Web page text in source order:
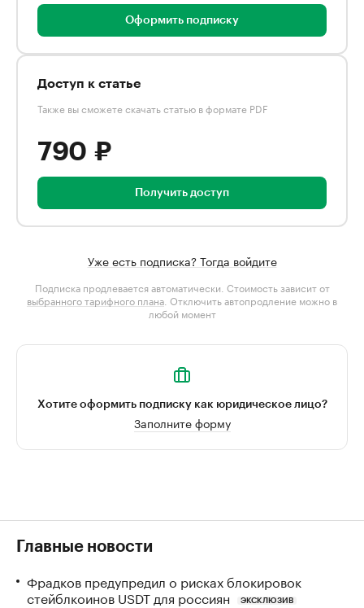
Оформить подписку
Доступ к статье
Также вы сможете скачать статью в формате PDF
790 ₽
Получить доступ
Уже есть подписка? Тогда войдите
Подписка продлевается автоматически. Стоимость зависит от
выбранного тарифного плана . Отключить автопродление можно в
любой момент
Хотите оформить подписку как юридическое лицо?
Заполните форму
Главные новости
Фрадков предупредил о рисках блокировок
стейблкоинов USDT для россиян
ЭКСКЛЮЗИВ